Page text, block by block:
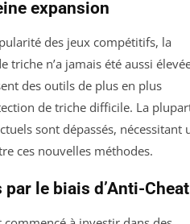
expansion
des jeux compétitifs, la
triche n’a jamais été aussi
des outils de plus en plus
de triche difficile. La
sont dépassés, nécessitant
ces nouvelles méthodes.
le biais d’Anti-Cheat